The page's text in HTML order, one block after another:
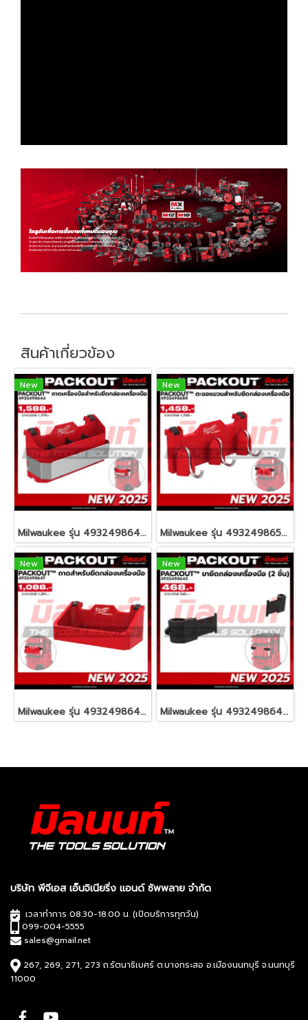
สินค้าเกี่ยวข้อง
New
Milwaukee รุ่น 4932498644 PACKOUT™ ถาดเครื่องมือช่างสำหรับยึดกล่องเครื่องมือ รหัส 4932498644
New
Milwaukee รุ่น 4932498650 PACKOUT™ ตะขอแขวนสำหรับยึดกล่องเครื่องมือ รหัส 4932498650
New
Milwaukee รุ่น 4932498647 PACKOUT™ ถาดสำหรับยึดกล่องเครื่องมือ รหัส 4932498647
New
Milwaukee รุ่น 4932498643 PACKOUT™ ขายึดกล่องเครื่องมือ (2 ชิ้น) รหัส 4932498643
บริษัท พีจีเอส เอ็นจิเนียริ่ง แอนด์ ซัพพลาย จำกัด
เวลาทำการ 08.30-18.00 น. (เปิดบริการทุกวัน)
099-004-5555
sales@gmail.net
267, 269, 271, 273 ถ.รัตนาธิเบศร์ ต.บางกระสอ อ.เมืองนนทบุรี จ.นนทบุรี
11000